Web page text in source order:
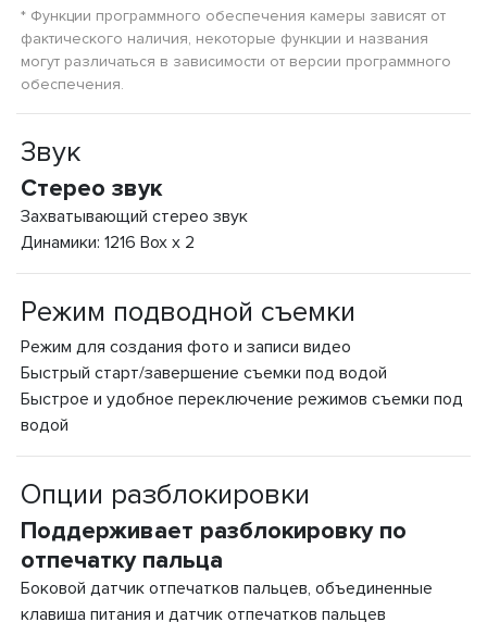
* Функции программного обеспечения камеры зависят от
фактического наличия, некоторые функции и названия
могут различаться в зависимости от версии программного
обеспечения.
Звук
Стерео звук
Захватывающий стерео звук
Динамики: 1216 Box x 2
Режим подводной съемки
Режим для создания фото и записи видео
Быстрый старт/завершение съемки под водой
Быстрое и удобное переключение режимов съемки под
водой
Опции разблокировки
Поддерживает разблокировку по
отпечатку пальца
Боковой датчик отпечатков пальцев, объединенные
клавиша питания и датчик отпечатков пальцев